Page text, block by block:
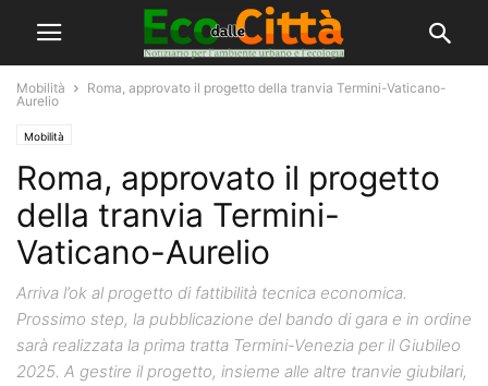
Mobilità
Roma, approvato il progetto della tranvia Termini-Vaticano-
Aurelio
Mobilità
Roma, approvato il progetto
della tranvia Termini-
Vaticano-Aurelio
Arriva l’ok al progetto di fattibilità tecnica economica.
Prossimo step, la pubblicazione del bando di gara e in ordine
sarà realizzata la prima tratta Termini-Venezia per il Giubileo
2025. A gestire il progetto, insieme alle altre tranvie giubilari,